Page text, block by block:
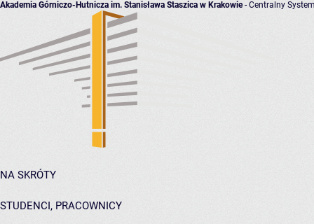
Akademia Górniczo-Hutnicza im. Stanisława Staszica w Krakowie- Centralny
NA SKRÓTY
STUDENCI, PRACOWNICY